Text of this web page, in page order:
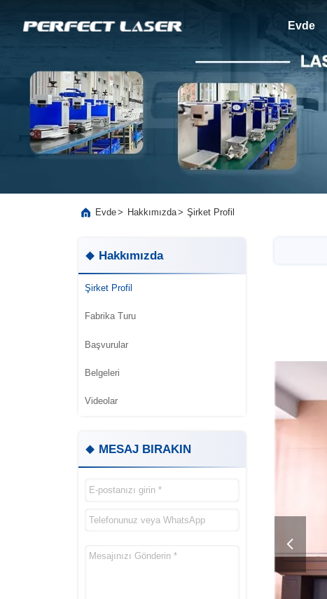
Evde
Evde> Hakkımızda> Şirket Profil
Hakkımızda
Şirket Profil
Fabrika Turu
Başvurular
Belgeleri
Videolar
MESAJ BIRAKIN